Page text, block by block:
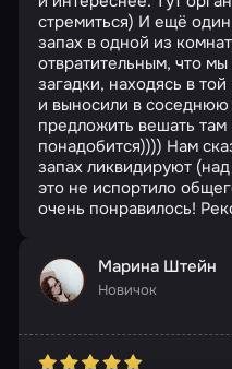
стремиться) И ещё
запах в одной из
отвратительным, что
загадки, находясь в
и выносили в
предложить вешать там
понадобится)))) Нам
запах ликвидируют
это не испортило
очень понравилось!
Марина Штейн
Новичок